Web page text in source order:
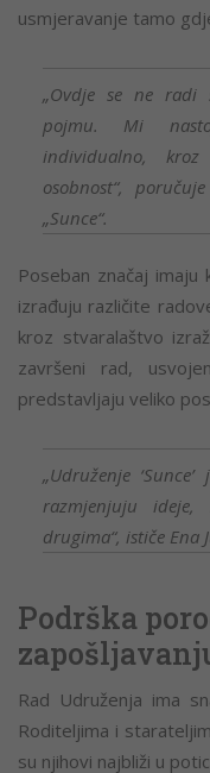
usmjeravanje tamo
„Ovdje se ne radi
pojmu. Mi
individualno,
osobnost“,
„Sunce“.
Poseban značaj imaju
izrađuju različite
kroz stvaralaštvo
završeni rad,
predstavljaju veliko
„Udruženje
razmjenjuju
drugima“, ističe Ena
Podrška
Rad Udruženja ima
Roditeljima i
su njihovi najbliži u